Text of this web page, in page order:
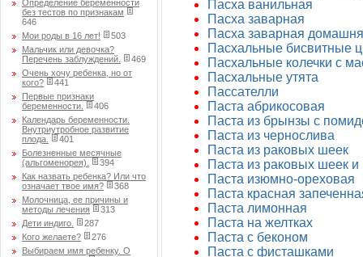
Определение беременности
без тестов по признакам
646
Мои роды в 16 лет!
503
Мальчик или девочка?
Перечень заблуждений.
469
Очень хочу ребенка, но от
кого?
441
Первые признаки
беременности.
406
Календарь беременности.
Внутриутробное развитие
плода.
401
Болезненные месячные
(альгоменорея).
394
Как назвать ребенка? Или что
означает твое имя?
368
Молочница, ее причины и
методы лечения
313
Дети индиго.
287
Кого желаете?
276
Выбираем имя ребенку. О
Пасха ванильная
Пасха заварная
Пасха заварная
Пасхальные бисвитные
Пасхальные колечки с
Пасхальные утята
Пассателли
Паста абрикосовая
Паста из брынзы с
Паста из чернослива
Паста из раковых шеек
Паста из раковых шеек
Паста изюмно-ореховая
Паста красная
Паста лимонная
Паста на желтках
Паста с беконом
Паста с фисташками